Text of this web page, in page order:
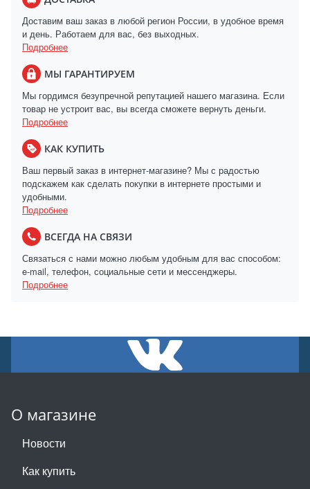
Доставим ваш заказ в любой регион России, в удобное время
и день. Работаем для вас, без выходных.
Подробнее
МЫ ГАРАНТИРУЕМ
Мы гордимся безупречной репутацией нашего магазина. Если
товар не устроит вас, вы всегда сможете вернуть деньги.
Подробнее
КАК КУПИТЬ
Ваш первый заказ в интернет-магазине? Мы с радостью
подскажем как сделать покупки в интернете простыми и
удобными.
Подробнее
ВСЕГДА НА СВЯЗИ
Связаться с нами можно любым удобным для вас способом:
e-mail, телефон, социальные сети и мессенджеры.
Подробнее
О магазине
Новости
Как купить